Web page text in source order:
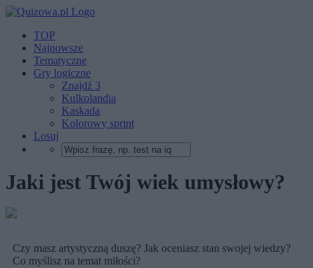
TOP
Najnowsze
Tematyczne
Gry logiczne
Znajdź 3
Kulkolandia
Kaskada
Kolorowy sprint
Losuj
Jaki jest Twój wiek umysłowy?
Czy masz artystyczną duszę? Jak oceniasz stan swojej wiedzy?
Co myślisz na temat miłości?